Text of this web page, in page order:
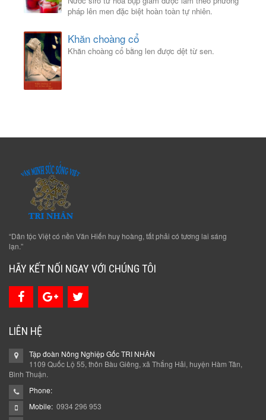
pháp lên men đặc biệt hoàn toàn tự nhiên.
Khăn choàng cổ
Khăn choàng cổ bằng len được dệt từ sen.
“Dân tộc Việt có nền Văn Hiến huy hoàng, tất phải có tương lai sáng
lạn.”
HÃY KẾT NỐI NGAY VỚI CHÚNG TÔI
LIÊN HỆ
Tập đoàn Nông Nghiệp Gốc TRI NHÂN
1109 Quốc Lộ 55, thôn Bàu Giêng, xã Thắng Hải, huyện Hàm Tân,
Bình Thuận.
Phone:
Mobile: 0934 296 953